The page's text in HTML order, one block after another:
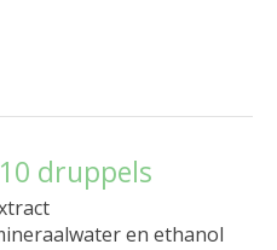
druppels
en ethanol